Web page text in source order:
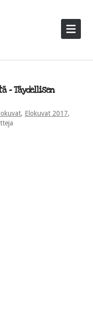
– Täydellisen
, Elokuvat 2017,